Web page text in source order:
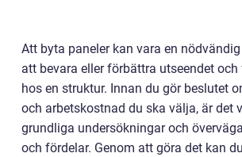
Att byta paneler kan vara en
att bevara eller förbättra utseendet
hos en struktur. Innan du gör beslutet
och arbetskostnad du ska välja, är det
grundliga undersökningar och
och fördelar. Genom att göra det kan